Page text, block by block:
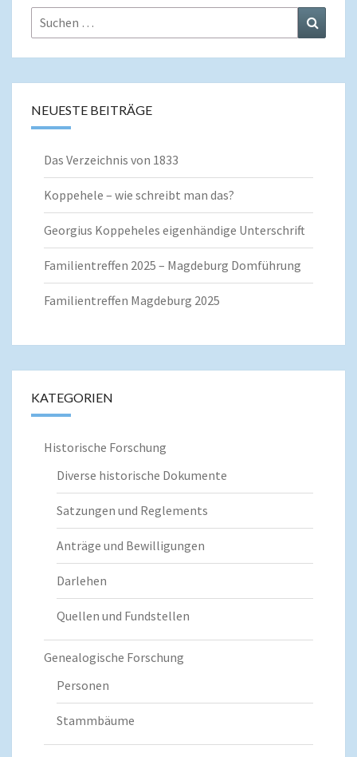
Suchen
nach:
NEUESTE BEITRÄGE
Das Verzeichnis von 1833
Koppehele – wie schreibt man das?
Georgius Koppeheles eigenhändige Unterschrift
Familientreffen 2025 – Magdeburg Domführung
Familientreffen Magdeburg 2025
KATEGORIEN
Historische Forschung
Diverse historische Dokumente
Satzungen und Reglements
Anträge und Bewilligungen
Darlehen
Quellen und Fundstellen
Genealogische Forschung
Personen
Stammbäume